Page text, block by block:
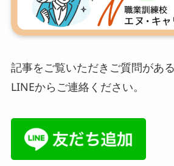
記事をご覧いただきご質問があ
LINEからご連絡ください。